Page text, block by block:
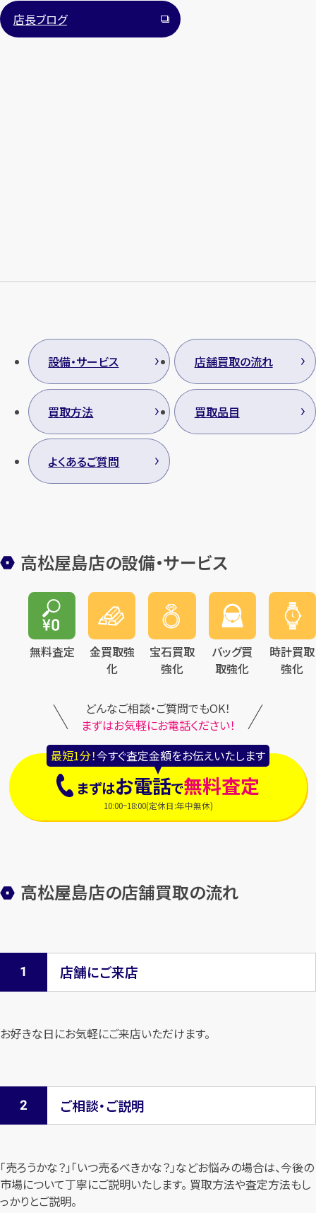
店長ブログ
設備・サービス 店舗買取の流れ
買取方法 買取品目
よくあるご質問
高松屋島店の設備・サービス
無料査定
金買取強
化
宝石買取
強化
バッグ買
取強化
時計買取
強化
どんなご相談・ご質問でもOK！
まずはお気軽にお電話ください！
最短1分！今すぐ査定金額をお伝えいたします
まずはお電話で無料査定
10:00~18:00(定休日:年中無休)
高松屋島店の店舗買取の流れ
店舗にご来店
お好きな日にお気軽にご来店いただけます。
ご相談・ご説明
「売ろうかな？」「いつ売るべきかな？」などお悩みの場合は、今後の
市場について丁寧にご説明いたします。 買取方法や査定方法もし
っかりとご説明。